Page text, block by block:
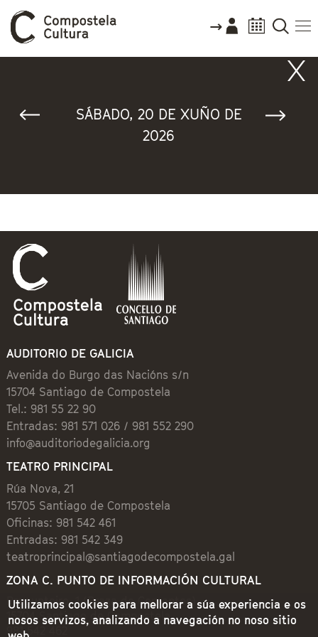
SÁBADO, 20 DE XUÑO DE
2026
AUDITORIO DE GALICIA
Avenida do Burgo das Nacións s/n
15704 Santiago de Compostela
Tel.: 981 55 22 90
Entradas: 981 571 026 / 981 552 290
info@auditoriodegalicia.org
TEATRO PRINCIPAL
Rúa Nova, 21
15705 Santiago de Compostela
Oficinas: 981 542 461
Entradas: 981 542 349
teatroprincipal@santiagodecompostela.gal
ZONA C. PUNTO DE INFORMACIÓN CULTURAL
Preguntoiro, 1 (Praza de Cervantes)
15704 Santiago de Compostela
981 542 462
Utilizamos cookies para mellorar a súa experiencia e os
nosos servizos, analizando a navegación no noso sitio